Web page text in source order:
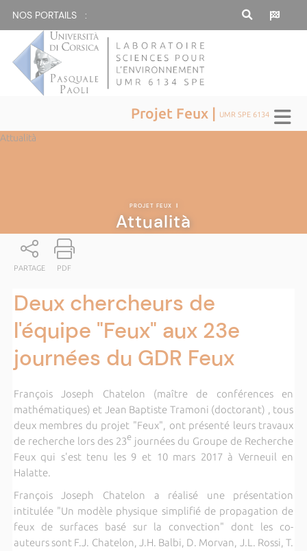
NOS PORTAILS :
Projet Feux | UMR SPE 6134
Attualità
PROJET FEUX |
Attualità
PARTAGE PDF
Deux chercheurs de
l'équipe "Feux" aux 23e
journées du GDR Feux
François Joseph Chatelon (maître de conférences en
mathématiques) et Jean Baptiste Tramoni (doctorant) , tous
deux membres du projet "Feux", ont présenté leurs travaux
de recherche lors des 23e journées du Groupe de Recherche
Feux qui s'est tenu les 9 et 10 mars 2017 à Verneuil en
Halatte.
François Joseph Chatelon a réalisé une présentation
intitulée "Un modèle physique simplifié de propagation de
feux de surfaces basé sur la convection" dont les co-
auteurs sont F.J. Chatelon, J.H. Balbi, D. Morvan, J.L. Rossi, T.